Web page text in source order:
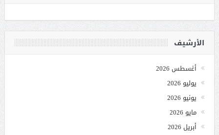
الأرشيف
أغسطس 2026
يوليو 2026
يونيو 2026
مايو 2026
أبريل 2026